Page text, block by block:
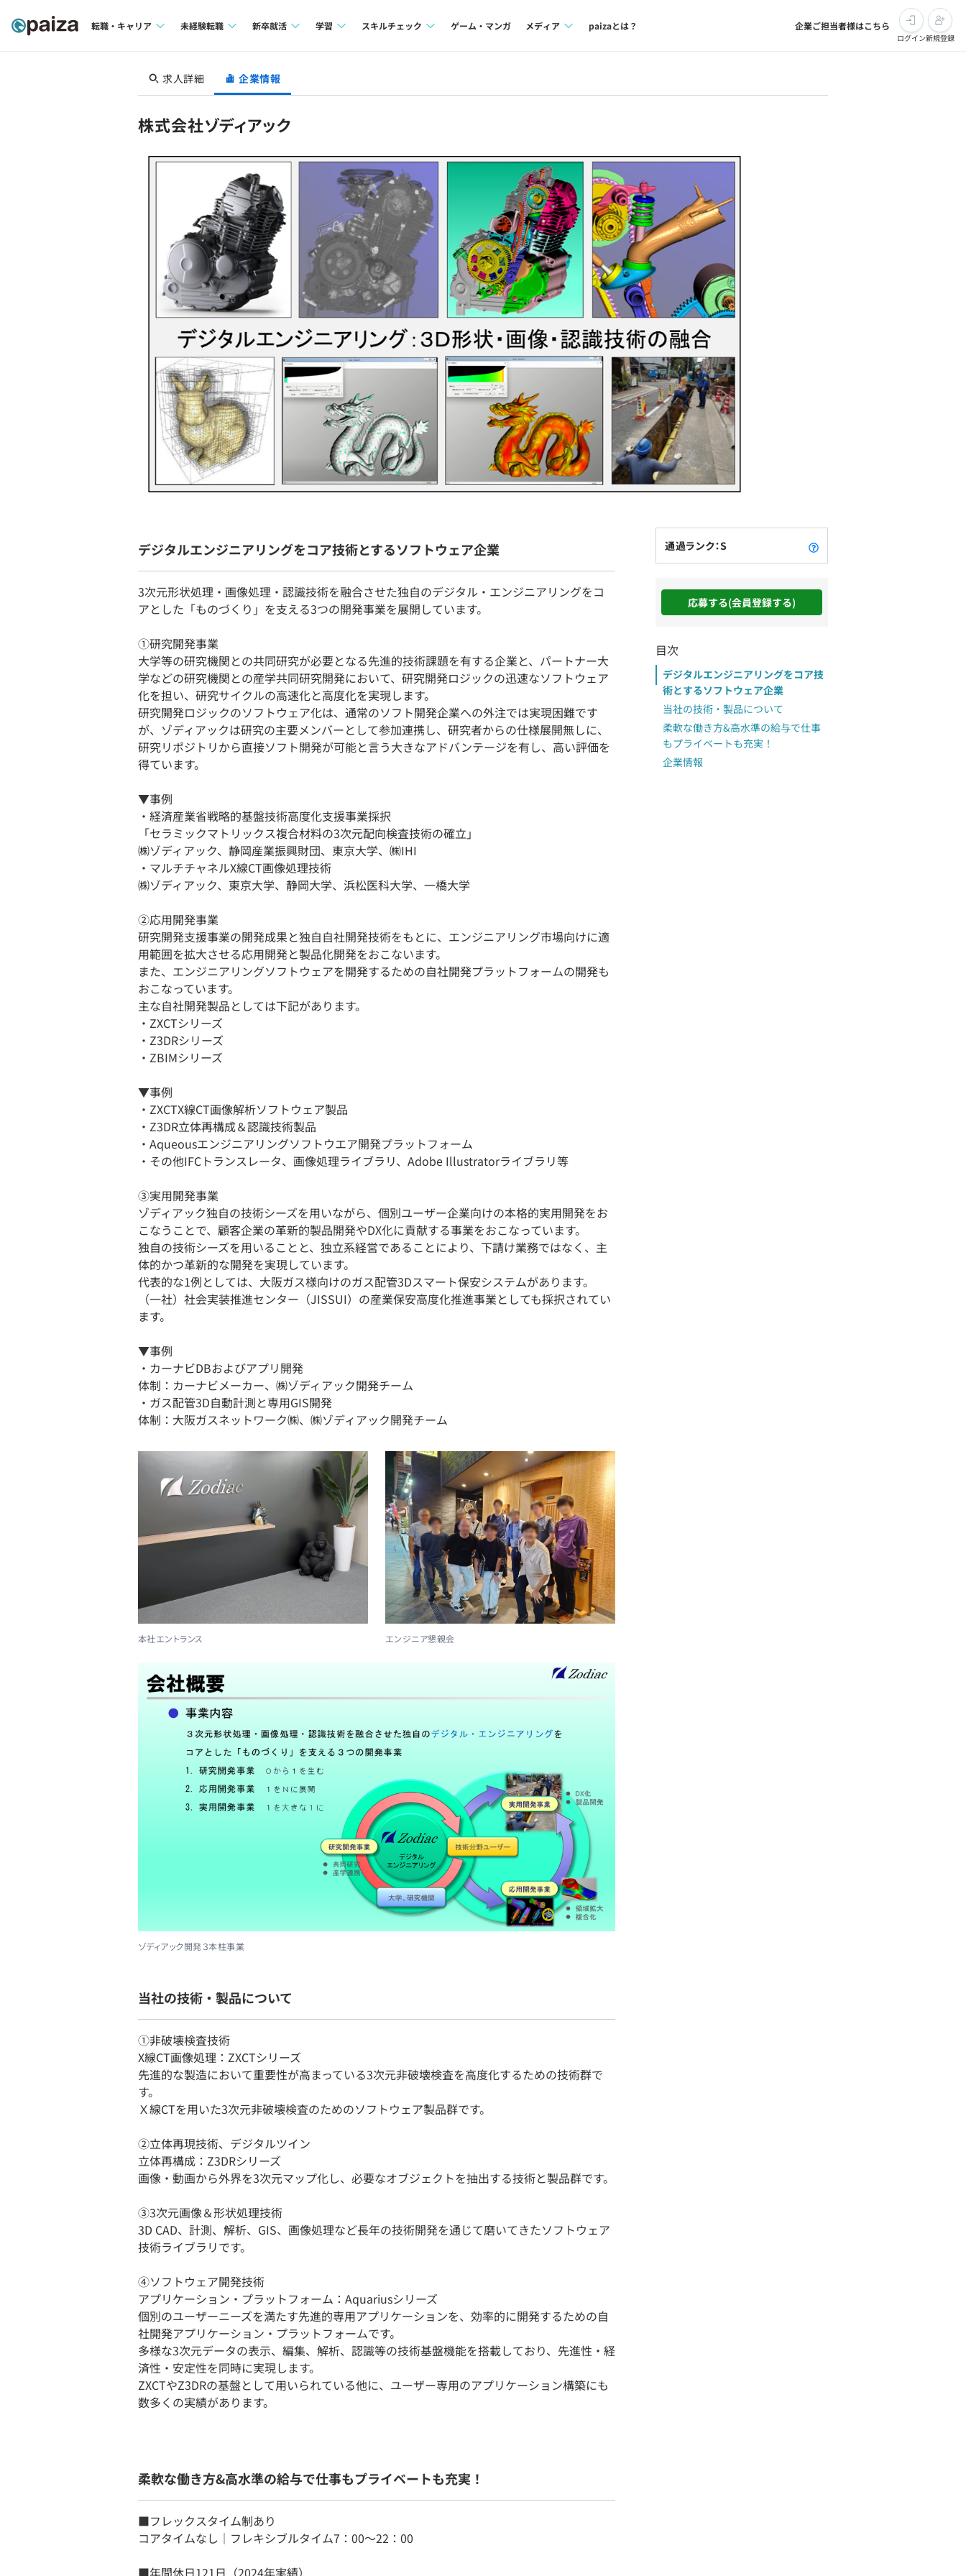
転職・キャリア
転職成功ガイド
転職エージェント
未経験転職
求人検索
転職成功ガイド
新卒就活
本選考
新卒エージェント
イベント・セミナー
インタビュー
就活成功ガイド
学習
ナレッジ
リファレンス
プラン
個人向けプラン
法人向けプラン
学校向けプラン
契約内容・クーポン
スキルチェック
再チャレンジ結果一覧
ゲーム・マンガ メディア paizaとは？ 企業ご担当者様はこちら
ログイン新規登録
求人詳細 企業情報
株式会社ゾディアック
デジタルエンジニアリングをコア技術とするソフトウェア企業
3次元形状処理・画像処理・認識技術を融合させた独自のデジタル・エンジニアリングをコ
アとした「ものづくり」を支える3つの開発事業を展開しています。
①研究開発事業
大学等の研究機関との共同研究が必要となる先進的技術課題を有する企業と、パートナー大
学などの研究機関との産学共同研究開発において、研究開発ロジックの迅速なソフトウェア
化を担い、研究サイクルの高速化と高度化を実現します。
研究開発ロジックのソフトウェア化は、通常のソフト開発企業への外注では実現困難です
が、ゾディアックは研究の主要メンバーとして参加連携し、研究者からの仕様展開無しに、
研究リポジトリから直接ソフト開発が可能と言う大きなアドバンテージを有し、高い評価を
得ています。
▼事例
・経済産業省戦略的基盤技術高度化支援事業採択
「セラミックマトリックス複合材料の3次元配向検査技術の確立」
㈱ゾディアック、静岡産業振興財団、東京大学、㈱IHI
・マルチチャネルX線CT画像処理技術
㈱ゾディアック、東京大学、静岡大学、浜松医科大学、一橋大学
②応用開発事業
研究開発支援事業の開発成果と独自自社開発技術をもとに、エンジニアリング市場向けに適
用範囲を拡大させる応用開発と製品化開発をおこないます。
また、エンジニアリングソフトウェアを開発するための自社開発プラットフォームの開発も
おこなっています。
主な自社開発製品としては下記があります。
・ZXCTシリーズ
・Z3DRシリーズ
・ZBIMシリーズ
▼事例
・ZXCTX線CT画像解析ソフトウェア製品
・Z3DR立体再構成＆認識技術製品
・Aqueousエンジニアリングソフトウエア開発プラットフォーム
・その他IFCトランスレータ、画像処理ライブラリ、Adobe Illustratorライブラリ等
③実用開発事業
ゾディアック独自の技術シーズを用いながら、個別ユーザー企業向けの本格的実用開発をお
こなうことで、顧客企業の革新的製品開発やDX化に貢献する事業をおこなっています。
独自の技術シーズを用いることと、独立系経営であることにより、下請け業務ではなく、主
体的かつ革新的な開発を実現しています。
代表的な1例としては、大阪ガス様向けのガス配管3Dスマート保安システムがあります。
（一社）社会実装推進センター（JISSUI）の産業保安高度化推進事業としても採択されてい
ます。
▼事例
・カーナビDBおよびアプリ開発
体制：カーナビメーカー、㈱ゾディアック開発チーム
・ガス配管3D自動計測と専用GIS開発
体制：大阪ガスネットワーク㈱、㈱ゾディアック開発チーム
本社エントランス エンジニア懇親会
ゾディアック開発３本柱事業
当社の技術・製品について
①非破壊検査技術
X線CT画像処理：ZXCTシリーズ
先進的な製造において重要性が高まっている3次元非破壊検査を高度化するための技術群で
す。
Ｘ線CTを用いた3次元非破壊検査のためのソフトウェア製品群です。
②立体再現技術、デジタルツイン
立体再構成：Z3DRシリーズ
画像・動画から外界を3次元マップ化し、必要なオブジェクトを抽出する技術と製品群です。
③3次元画像＆形状処理技術
3D CAD、計測、解析、GIS、画像処理など長年の技術開発を通じて磨いてきたソフトウェア
技術ライブラリです。
④ソフトウェア開発技術
アプリケーション・プラットフォーム：Aquariusシリーズ
個別のユーザーニーズを満たす先進的専用アプリケーションを、効率的に開発するための自
社開発アプリケーション・プラットフォームです。
多様な3次元データの表示、編集、解析、認識等の技術基盤機能を搭載しており、先進性・経
済性・安定性を同時に実現します。
ZXCTやZ3DRの基盤として用いられている他に、ユーザー専用のアプリケーション構築にも
数多くの実績があります。
柔軟な働き方&高水準の給与で仕事もプライベートも充実！
■フレックスタイム制あり
コアタイムなし｜フレキシブルタイム7：00～22：00
■年間休日121日（2024年実績）
通過ランク：S
応募する(会員登録する)
目次
デジタルエンジニアリングをコア技
術とするソフトウェア企業
当社の技術・製品について
柔軟な働き方&高水準の給与で仕事
もプライベートも充実！
企業情報